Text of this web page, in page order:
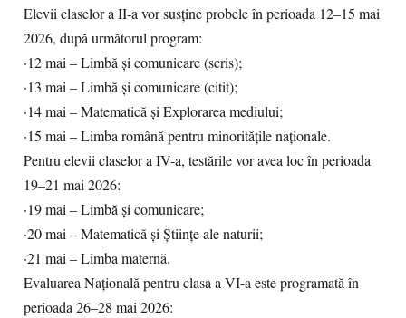
Elevii claselor a II-a vor susține probele în perioada 12–15 mai
2026, după următorul program:
·12 mai – Limbă și comunicare (scris);
·13 mai – Limbă și comunicare (citit);
·14 mai – Matematică și Explorarea mediului;
·15 mai – Limba română pentru minoritățile naționale.
Pentru elevii claselor a IV-a, testările vor avea loc în perioada
19–21 mai 2026:
·19 mai – Limbă și comunicare;
·20 mai – Matematică și Științe ale naturii;
·21 mai – Limba maternă.
Evaluarea Națională pentru clasa a VI-a este programată în
perioada 26–28 mai 2026: